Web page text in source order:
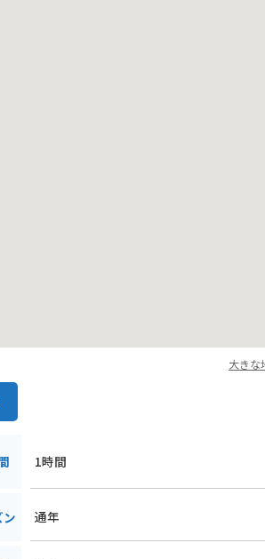
大きな
1時間
通年